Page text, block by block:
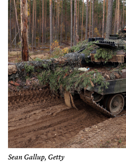
Sean Gallup, Getty